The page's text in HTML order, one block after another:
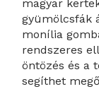
magyar
gyümölcsfák
monília
rendszeres
öntözés és a
segíthet